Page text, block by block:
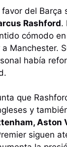
del Barça
Rashford.
cómodo
Manchester.
había
que
y
Aston
siguen